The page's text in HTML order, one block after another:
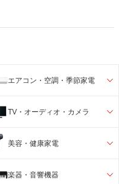
エアコン・空調・季節家電
TV・オーディオ・カメラ
美容・健康家電
楽器・音響機器